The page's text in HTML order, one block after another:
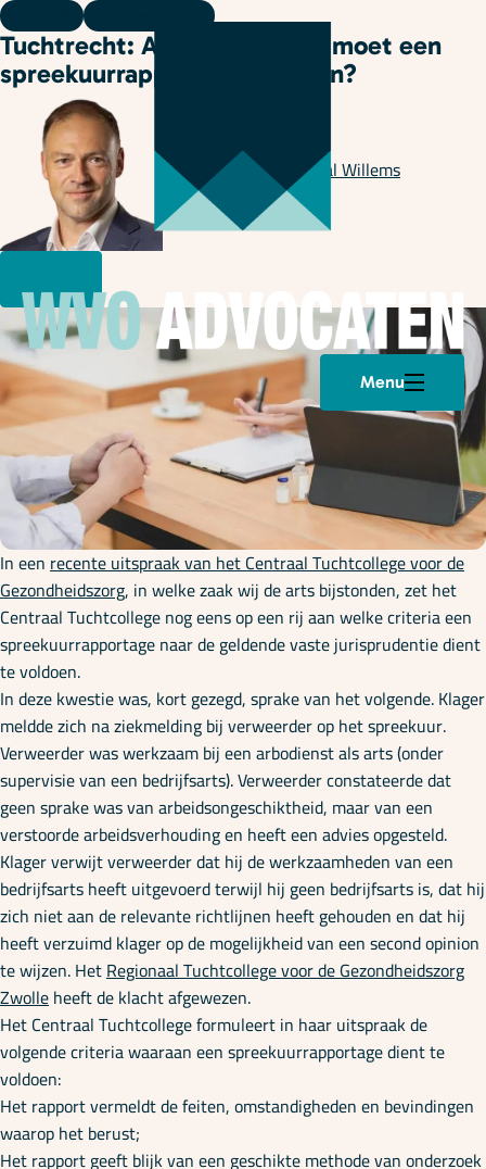
Menu
Onze specialisaties
Kennisbank
Cursussen
Podcasts
Over ons
Plan een afspraak
Tuchtrecht: Aan welke eisen moet een
spreekuurrapportage voldoen?
Geschreven door Pascal Willems
In eenrecente uitspraak van het Centraal Tuchtcollege voor de
Gezondheidszorg, in welke zaak wij de arts bijstonden, zet het
Centraal Tuchtcollege nog eens op een rij aan welke criteria een
spreekuurrapportage naar de geldende vaste jurisprudentie dient
te voldoen.
In deze kwestie was, kort gezegd, sprake van het volgende. Klager
meldde zich na ziekmelding bij verweerder op het spreekuur.
Verweerder was werkzaam bij een arbodienst als arts (onder
supervisie van een bedrijfsarts). Verweerder constateerde dat
geen sprake was van arbeidsongeschiktheid, maar van een
verstoorde arbeidsverhouding en heeft een advies opgesteld.
Klager verwijt verweerder dat hij de werkzaamheden van een
bedrijfsarts heeft uitgevoerd terwijl hij geen bedrijfsarts is, dat hij
zich niet aan de relevante richtlijnen heeft gehouden en dat hij
heeft verzuimd klager op de mogelijkheid van een second opinion
te wijzen. HetRegionaal Tuchtcollege voor de Gezondheidszorg
Zwolleheeft de klacht afgewezen.
Het Centraal Tuchtcollege formuleert in haar uitspraak de
volgende criteria waaraan een spreekuurrapportage dient te
voldoen:
Het rapport vermeldt de feiten, omstandigheden en bevindingen
waarop het berust;
Het rapport geeft blijk van een geschikte methode van onderzoek